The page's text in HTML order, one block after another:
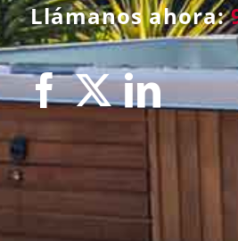
Llámanos ahora: